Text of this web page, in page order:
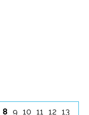
8 9 10 11 12 13